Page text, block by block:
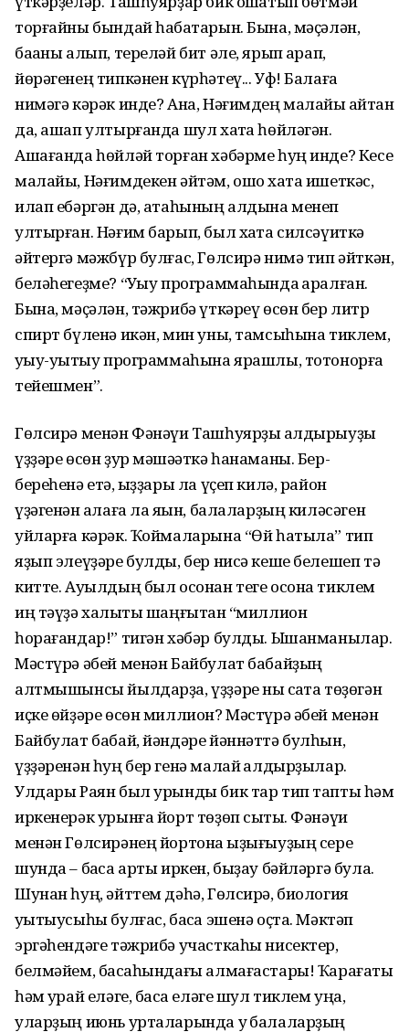
торғайны бындай һабаҡтарын. Бына, мәҫәлән,
баҡаны алып, тереләй бит әле, ярып ҡарап,
йөрәгенең типкәнен күрһәтеү... Уф! Балаға
нимәгә кәрәк инде? Ана, Нәғимдең малайы ҡайтҡан
да, ашап ултырғанда шул хаҡта һөйләгән.
Ашағанда һөйләй торған хәбәрме һуң инде? Кесе
малайы, Нәғимдекен әйтәм, ошо хаҡта ишеткәс,
илап ебәргән дә, атаһының алдына менеп
ултырған. Нәғим барып, был хаҡта силсәүиткә
әйтергә мәжбүр булғас, Гөлсирә нимә тип әйткән,
беләһегеҙме? “Уҡыу программаһында ҡаралған.
Бына, мәҫәлән, тәжрибә үткәреү өсөн бер литр
спирт бүленә икән, мин уны, тамсыһына тиклем,
уҡыу-уҡытыу программаһына ярашлы, тотонорға
тейешмен”.
Гөлсирә менән Фәнәүи Ташһуярҙы ҡалдырыуҙы
үҙҙәре өсөн ҙур мәшәҡәткә һанаманы. Бер-
береһенә етә, ҡыҙҙары ла үҫеп килә, район
үҙәгенән ҡалаға ла яҡын, балаларҙың киләсәген
уйларға кәрәк. Ҡоймаларына “Өй һатыла” тип
яҙып элеүҙәре булды, бер нисә кеше белешеп тә
китте. Ауылдың был осонан теге осона тиклем
иң тәүҙә халыҡты шаңғытҡан “миллион
һорағандар!” тигән хәбәр булды. Ышанманылар.
Мәстүрә әбей менән Байбулат бабайҙың
алтмышынсы йылдарҙа, үҙҙәре ныҡ саҡта төҙөгән
иҫке өйҙәре өсөн миллион? Мәстүрә әбей менән
Байбулат бабай, йәндәре йәннәттә булһын,
үҙҙәренән һуң бер генә малай ҡалдырҙылар.
Улдары Раян был урынды бик тар тип тапты һәм
иркенерәк урынға йорт төҙөп сыҡты. Фәнәүи
менән Гөлсирәнең йортона ҡыҙығыуҙың сере
шунда – баҡса арты иркен, быҙау бәйләргә була.
Шунан һуң, әйттем дәһә, Гөлсирә, биология
уҡытыусыһы булғас, баҡса эшенә оҫта. Мәктәп
эргәһендәге тәжрибә участкаһы нисектер,
белмәйем, баҡсаһындағы алмағастары! Ҡарағаты
һәм ҡурай еләге, баҡса еләге шул тиклем уңа,
уларҙың июнь урталарында уҡ балаларҙың